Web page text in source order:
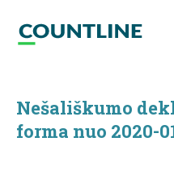
Nešališkumo
forma nuo 2020-